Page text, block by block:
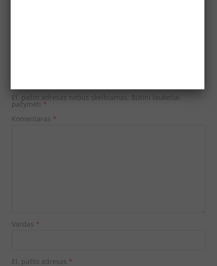
El. pašto adresas nebus skelbiamas. Būtini laukeliai
pažymėti *
Komentaras *
Vardas *
El. pašto adresas *